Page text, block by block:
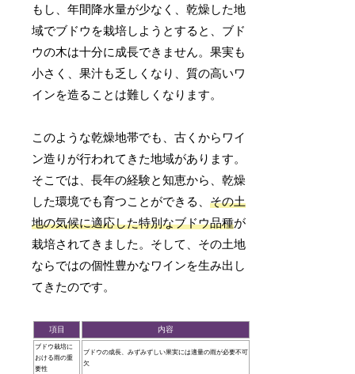
もし、年間降水量が少なく、乾燥した地
域でブドウを栽培しようとすると、ブド
ウの木は十分に成長できません。果実も
小さく、果汁も乏しくなり、質の高いワ
インを造ることは難しくなります。
このような乾燥地帯でも、古くからワイ
ン造りが行われてきた地域があります。
そこでは、長年の経験と知恵から、乾燥
した環境でも育つことができる、その土
地の気候に適応した特別なブドウ品種が
栽培されてきました。そして、その土地
ならではの個性豊かなワインを生み出し
てきたのです。
項目 内容
ブドウ栽培に
おける雨の重
要性
ブドウの成長、みずみずしい果実には適量の雨が必要不可
欠